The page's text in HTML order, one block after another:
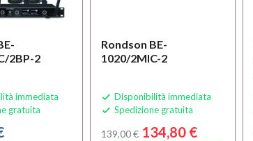
2BP-2
immediata
gratuita
Rondson BE-
1020/2MIC-2
 Disponibilità immediata
 Spedizione gratuita
139,00 € 134,80 €